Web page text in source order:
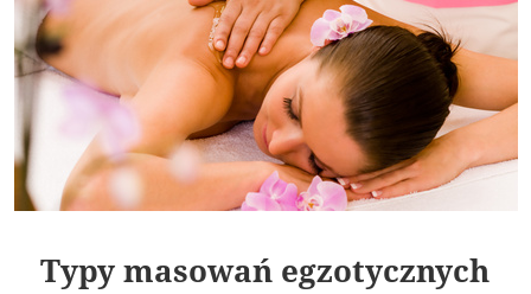
Typy masowań egzotycznych